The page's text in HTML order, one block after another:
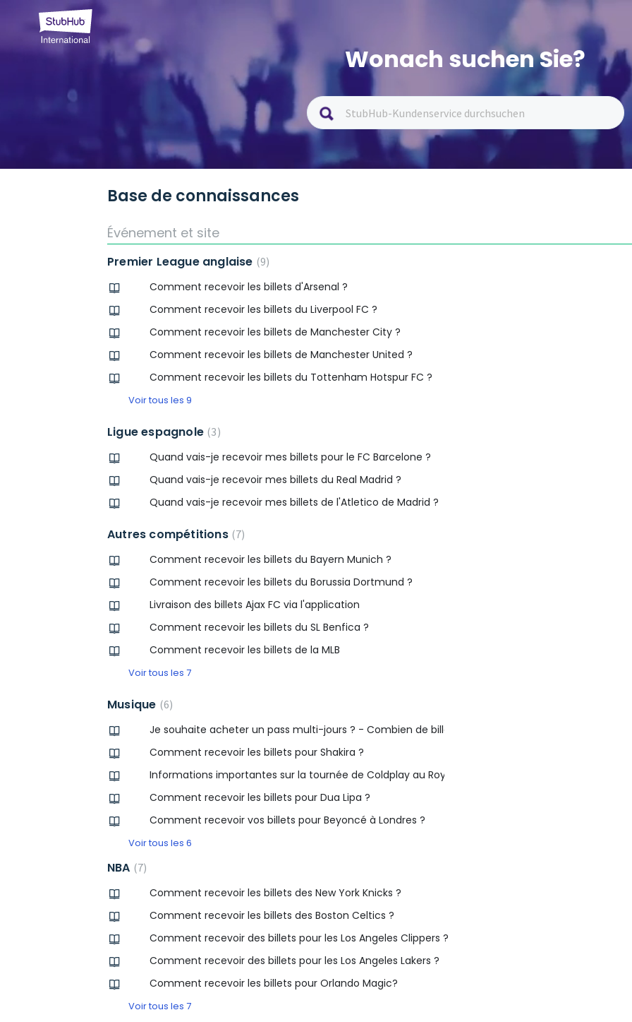
Wonach suchen Sie?
Base de connaissances
Événement et site
Premier League anglaise 9
Comment recevoir les billets d'Arsenal ?
Comment recevoir les billets du Liverpool FC ?
Comment recevoir les billets de Manchester City ?
Comment recevoir les billets de Manchester United ?
Comment recevoir les billets du Tottenham Hotspur FC ?
Voir tous les 9
Ligue espagnole 3
Quand vais-je recevoir mes billets pour le FC Barcelone ?
Quand vais-je recevoir mes billets du Real Madrid ?
Quand vais-je recevoir mes billets de l'Atletico de Madrid ?
Autres compétitions 7
Comment recevoir les billets du Bayern Munich ?
Comment recevoir les billets du Borussia Dortmund ?
Livraison des billets Ajax FC via l'application
Comment recevoir les billets du SL Benfica ?
Comment recevoir les billets de la MLB
Voir tous les 7
Musique 6
Je souhaite acheter un pass multi-jours ? - Combien de billets dois-je acheter ?
Comment recevoir les billets pour Shakira ?
Informations importantes sur la tournée de Coldplay au Royaume-Uni
Comment recevoir les billets pour Dua Lipa ?
Comment recevoir vos billets pour Beyoncé à Londres ?
Voir tous les 6
NBA 7
Comment recevoir les billets des New York Knicks ?
Comment recevoir les billets des Boston Celtics ?
Comment recevoir des billets pour les Los Angeles Clippers ?
Comment recevoir des billets pour les Los Angeles Lakers ?
Comment recevoir les billets pour Orlando Magic?
Voir tous les 7